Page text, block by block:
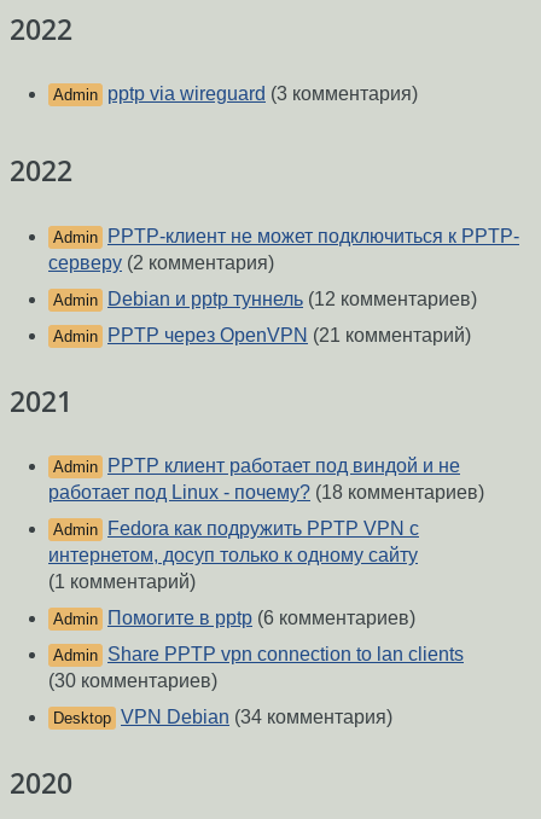
2022
Admin pptp via wireguard (3 комментария)
2022
Admin
PPTP-клиент не может подключиться к PPTP-
серверу (2 комментария)
Admin Debian и pptp туннель (12 комментариев)
Admin PPTP через OpenVPN (21 комментарий)
2021
Admin
PPTP клиент работает под виндой и не
работает под Linux - почему? (18 комментариев)
Admin
Fedora как подружить PPTP VPN с
интернетом, досуп только к одному сайту
(1 комментарий)
Admin Помогите в pptp (6 комментариев)
Admin Share PPTP vpn connection to lan clients
(30 комментариев)
Desktop VPN Debian (34 комментария)
2020